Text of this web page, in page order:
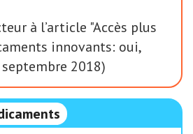
à l’article "Accès plus
innovants: oui,
2018)